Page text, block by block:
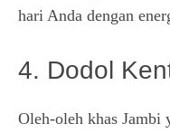
hari Anda dengan
4. Dodol
Oleh-oleh khas Jambi